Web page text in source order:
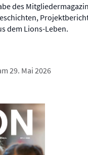
des
dem Lions-Leben.
29. Mai 2026